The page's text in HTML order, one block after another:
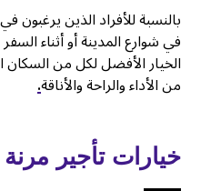
بالنسبة للأفراد الذين يرغبون
في شوارع المدينة أو أثناء
الخيار الأفضل لكل من السكان
من الأداء والراحة والأناقة.
خيارات تأجير